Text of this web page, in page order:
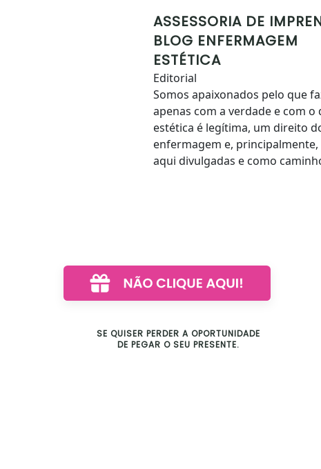
ASSESSORIA DE
BLOG ENFERMAGEM
ESTÉTICA
Editorial
Somos apaixonados pelo que
apenas com a verdade e com
estética é legítima, um direito
enfermagem e,
aqui divulgadas e como
SE QUISER PERDER A OPORTUNIDADE
DE PEGAR O SEU PRESENTE.